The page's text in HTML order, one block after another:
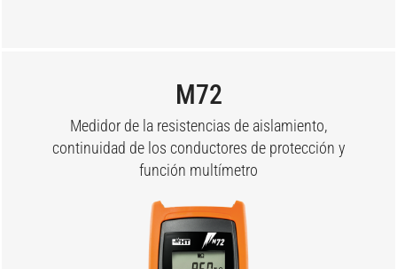
M72
Medidor de la resistencias de aislamiento,
continuidad de los conductores de protección y
función multímetro